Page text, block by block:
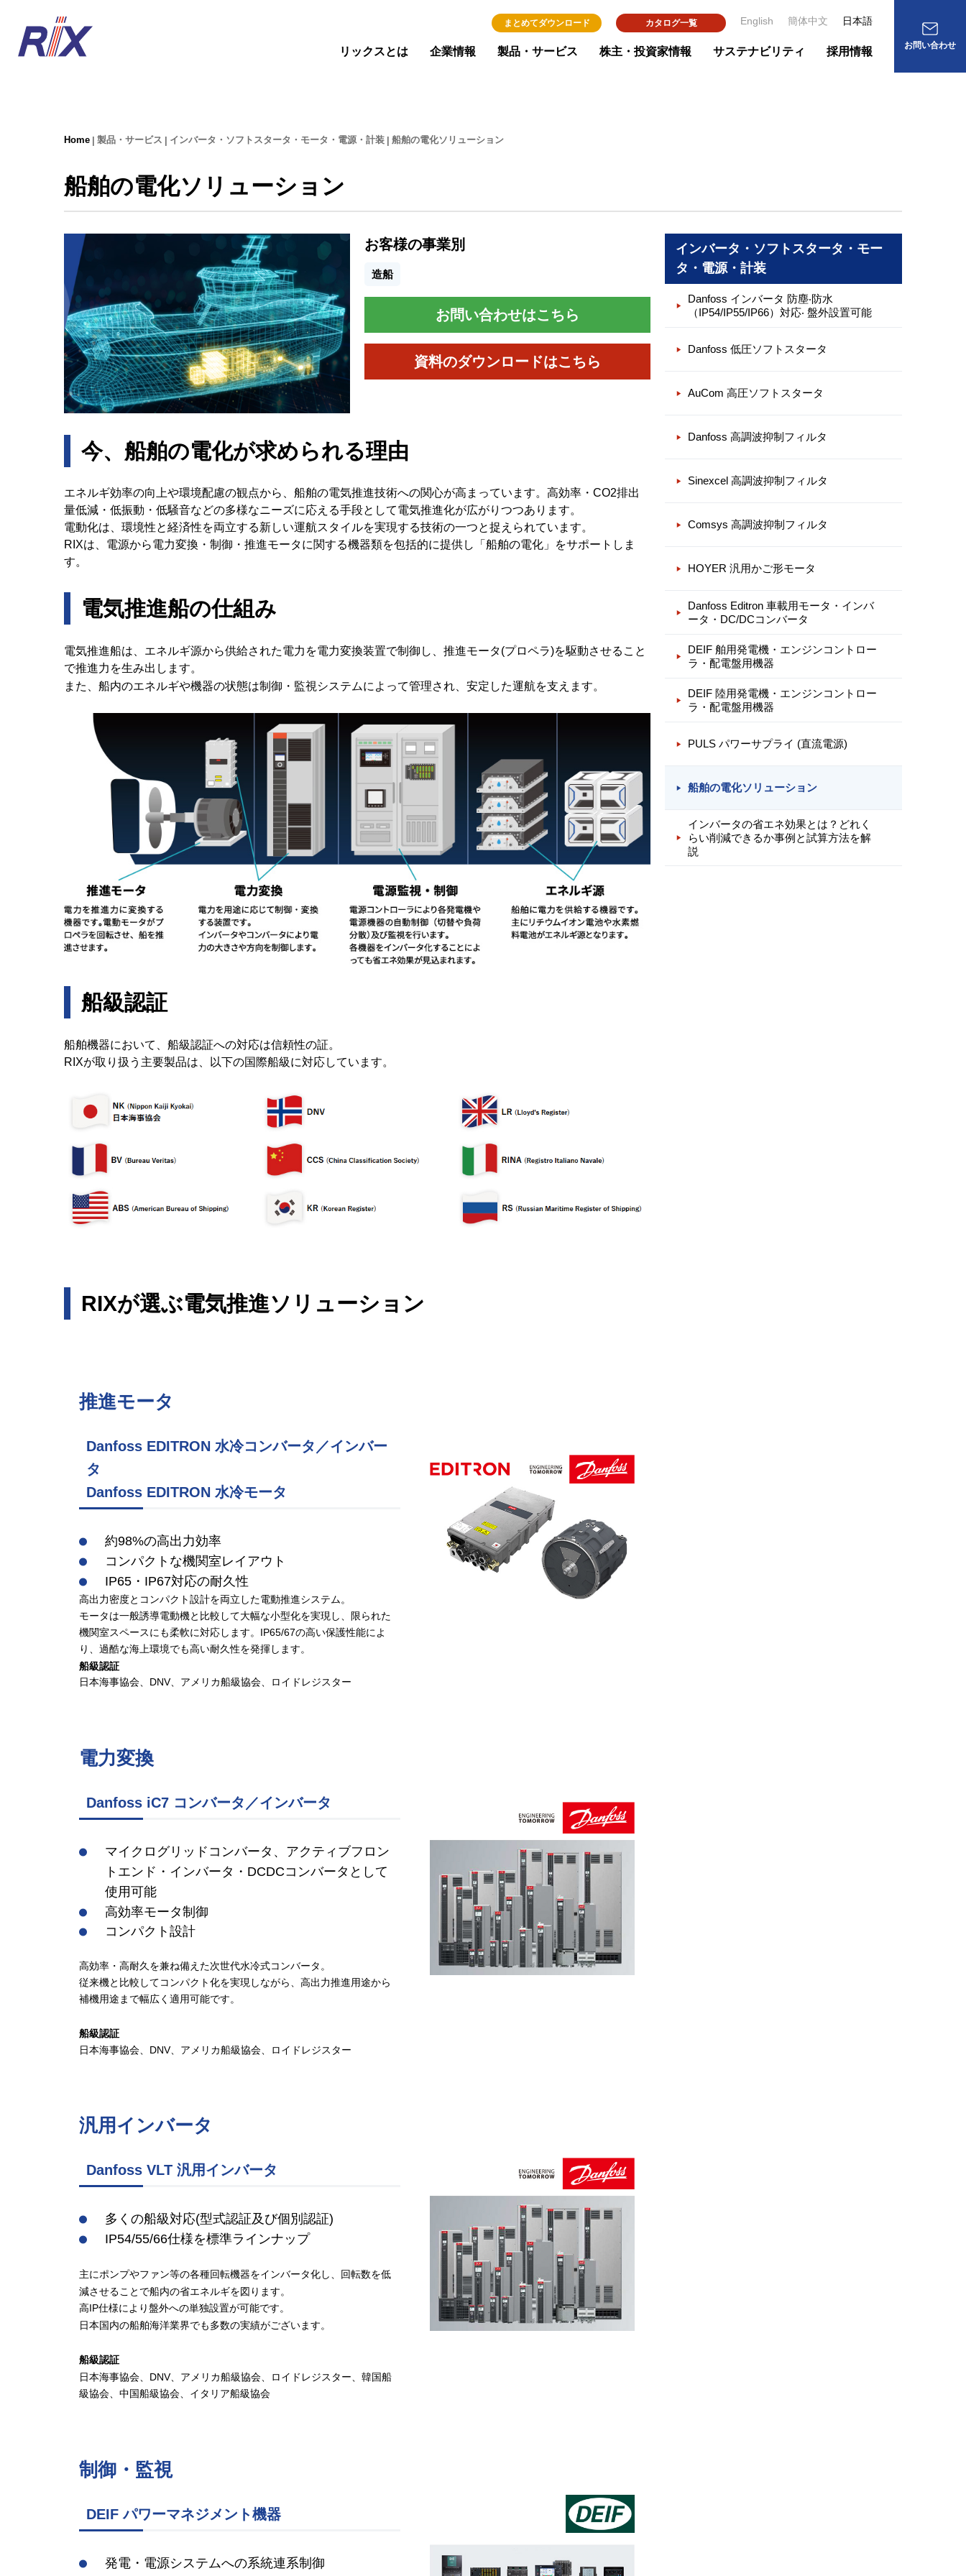
日本語
簡体中文
English
カタログ一覧
まとめてダウンロード
リックスとは 企業情報 製品・サービス 株主・投資家情報 サステナビリティ 採用情報 お問い合わせ
Home 製品・サービス インバータ・ソフトスタータ・モータ・電源・計装 船舶の電化ソリューション
船舶の電化ソリューション
お客様の事業別
造船
お問い合わせはこちら
資料のダウンロードはこちら
今、船舶の電化が求められる理由
エネルギ効率の向上や環境配慮の観点から、船舶の電気推進技術への関心が高まっています。高効率・CO2排出
量低減・低振動・低騒音などの多様なニーズに応える手段として電気推進化が広がりつつあります。
電動化は、環境性と経済性を両立する新しい運航スタイルを実現する技術の一つと捉えられています。
RIXは、電源から電力変換・制御・推進モータに関する機器類を包括的に提供し「船舶の電化」をサポートしま
す。
電気推進船の仕組み
電気推進船は、エネルギ源から供給された電力を電力変換装置で制御し、推進モータ(プロペラ)を駆動させること
で推進力を生み出します。
また、船内のエネルギや機器の状態は制御・監視システムによって管理され、安定した運航を支えます。
船級認証
船舶機器において、船級認証への対応は信頼性の証。
RIXが取り扱う主要製品は、以下の国際船級に対応しています。
RIXが選ぶ電気推進ソリューション
推進モータ
Danfoss EDITRON 水冷コンバータ／インバー
タ
Danfoss EDITRON 水冷モータ
約98%の高出力効率
コンパクトな機関室レイアウト
IP65・IP67対応の耐久性
高出力密度とコンパクト設計を両立した電動推進システム。
モータは一般誘導電動機と比較して大幅な小型化を実現し、限られた
機関室スペースにも柔軟に対応します。IP65/67の高い保護性能によ
り、過酷な海上環境でも高い耐久性を発揮します。
船級認証
日本海事協会、DNV、アメリカ船級協会、ロイドレジスター
電力変換
Danfoss iC7 コンバータ／インバータ
マイクログリッドコンバータ、アクティブフロン
トエンド・ インバータ・DCDCコンバータとして
使用可能
高効率モータ制御
コンパクト設計
高効率・高耐久を兼ね備えた次世代水冷式コンバータ。
従来機と比較してコンパクト化を実現しながら、高出力推進用途から
補機用途まで幅広く適用可能です。
船級認証
日本海事協会、DNV、アメリカ船級協会、ロイドレジスター
汎用インバータ
Danfoss VLT 汎用インバータ
多くの船級対応(型式認証及び個別認証)
IP54/55/66仕様を標準ラインナップ
主にポンプやファン等の各種回転機器をインバータ化し、回転数を低
減させることで船内の省エネルギを図ります。
高IP仕様により盤外への単独設置が可能です。
日本国内の船舶海洋業界でも多数の実績がございます。
船級認証
日本海事協会、DNV、アメリカ船級協会、ロイドレジスター、 韓国船
級協会、中国船級協会、イタリア船級協会
制御・監視
DEIF パワーマネジメント機器
発電・電源システムへの系統連系制御
インバータ・ソフトスタータ・モー
タ・電源・計装
Danfoss インバータ 防塵‧防⽔
（IP54/IP55/IP66）対応‧ 盤外設置可能
Danfoss 低圧ソフトスタータ
AuCom 高圧ソフトスタータ
Danfoss 高調波抑制フィルタ
Sinexcel 高調波抑制フィルタ
Comsys 高調波抑制フィルタ
HOYER 汎用かご形モータ
Danfoss Editron 車載用モータ・インバ
ータ・DC/DCコンバータ
DEIF 舶用発電機・エンジンコントロー
ラ・配電盤用機器
DEIF 陸用発電機・エンジンコントロー
ラ・配電盤用機器
PULS パワーサプライ (直流電源)
船舶の電化ソリューション
インバータの省エネ効果とは？どれく
らい削減できるか事例と試算方法を解
説